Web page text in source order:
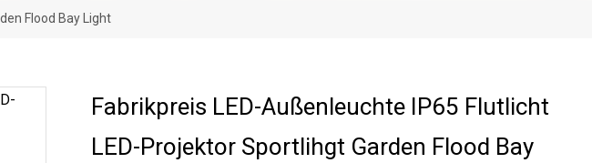
Flood Bay Light
Fabrikpreis LED-Außenleuchte IP65 Flutlicht
LED-Projektor Sportlihgt Garden Flood Bay